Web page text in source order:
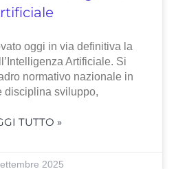
oggi in via definitiva la
Artificiale. Si
normativo nazionale in
disciplina sviluppo,
TUTTO »
2025